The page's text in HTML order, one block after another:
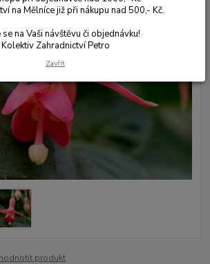
produkt
na Mělníce již při nákupu nad 500,- Kč.
na Vaši návštěvu či objednávku!
Kolektiv Zahradnictví Petro
Zavřít